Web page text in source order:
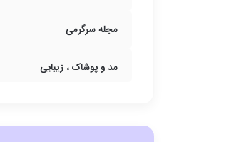
مجله سرگرمی
مد و پوشاک ، زیبایی